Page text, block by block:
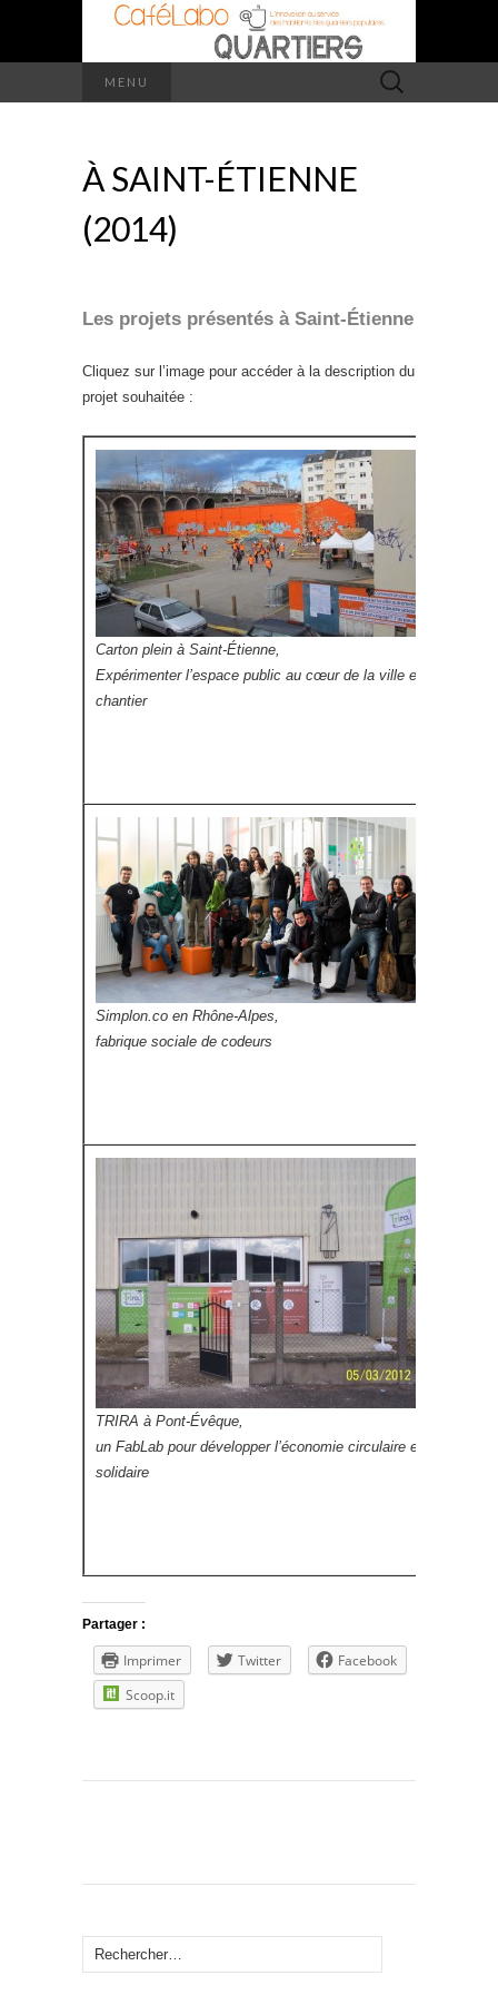
MENU Rechercher :
À SAINT-ÉTIENNE
(2014)
Les projets présentés à Saint-Étienne
Cliquez sur l’image pour accéder à la description du
projet souhaitée :
Carton plein à Saint-Étienne,
Expérimenter l’espace public au cœur de la ville en
chantier
Simplon.co en Rhône-Alpes,
fabrique sociale de codeurs
TRIRA à Pont-Évêque,
un FabLab pour développer l’économie circulaire et
solidaire
Partager :
Imprimer Twitter
Facebook
Scoop.it
Rechercher :